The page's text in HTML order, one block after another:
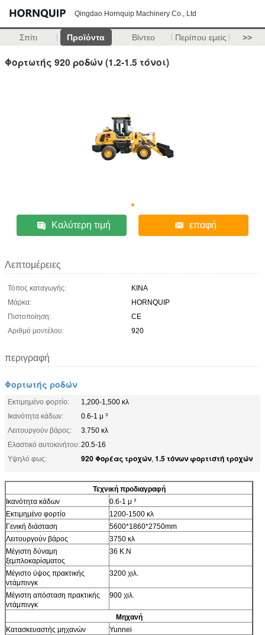
Qingdao Hornquip Machinery Co., Ltd
Σπίτι Προϊόντα Βίντεο Περίπου εμείς >>
Φορτωτής 920 ροδών (1.2-1.5 τόνοι)
Καλύτερη τιμή επαφή
Λεπτομέρειες
Τόπος καταγωγής:
ΚΙΝΑ
Μάρκα:
HORNQUIP
Πιστοποίηση:
CE
Αριθμό μοντέλου:
920
περιγραφή
Φορτωτής ροδών
Εκτιμημένο φορτίο:
1,200-1,500 κλ
Ικανότητα κάδων:
0.6-1 μ ³
Λειτουργούν βάρος:
3.750 κλ
Ελαστικό αυτοκινήτου:20.5-16
Υψηλό φως:
920 Φορέας τροχών, 1.5 τόνων φορτιστή τροχών
Τεχνική προδιαγραφή
Ικανότητα κάδων
0.6-1 μ ³
Εκτιμημένο φορτίο
1200-1500 κλ
Γενική διάσταση
5600*1860*2750mm
Λειτουργούν βάρος
3750 κλ
Μέγιστη δύναμη
ξεμπλοκαρίσματος
36 K.N
Μέγιστο ύψος πρακτικής
ντάμπινγκ
3200 χιλ.
Μέγιστη απόσταση πρακτικής
ντάμπινγκ
900 χιλ.
Μηχανή
Κατασκευαστής μηχανών
Yunnei